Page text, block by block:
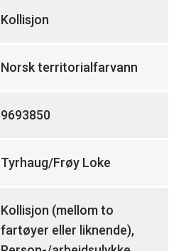
Kollisjon
Norsk territorialfarvann
9693850
Tyrhaug/Frøy Loke
Kollisjon (mellom to
fartøyer eller liknende),